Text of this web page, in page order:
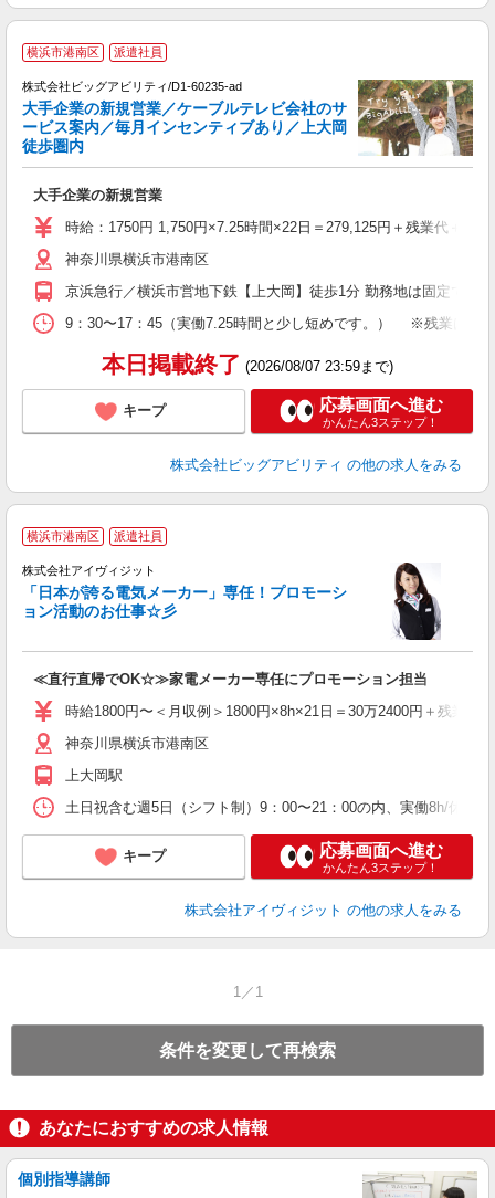
横浜市港南区 派遣社員
株式会社ビッグアビリティ/D1-60235-ad
大手企業の新規営業／ケーブルテレビ会社のサ
ービス案内／毎月インセンティブあり／上大岡
徒歩圏内
大手企業の新規営業
時給：1750円 1,750円×7.25時間×22日＝279,125円＋残業代＋実
神奈川県横浜市港南区
京浜急行／横浜市営地下鉄【上大岡】徒歩1分 勤務地は固定です
9：30〜17：45（実働7.25時間と少し短めです。） ※残業は月
本日掲載終了 (2026/08/07 23:59まで)
キープ 応募画面へ進む
かんたん3ステップ！
株式会社ビッグアビリティ の他の求人をみる
横浜市港南区 派遣社員
株式会社アイヴィジット
「日本が誇る電気メーカー」専任！プロモーシ
ョン活動のお仕事☆彡
≪直行直帰でOK☆≫家電メーカー専任にプロモーション担当
時給1800円〜＜月収例＞1800円×8h×21日＝30万2400円＋残業代
神奈川県横浜市港南区
上大岡駅
土日祝含む週5日（シフト制）9：00〜21：00の内、実働8h/休
キープ 応募画面へ進む
かんたん3ステップ！
株式会社アイヴィジット の他の求人をみる
1／1
条件を変更して再検索
あなたにおすすめの求人情報
個別指導講師